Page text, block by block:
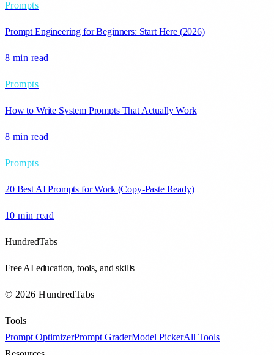
Prompts
Prompt Engineering for Beginners: Start Here (2026)
8 min read
Prompts
How to Write System Prompts That Actually Work
8 min read
Prompts
20 Best AI Prompts for Work (Copy-Paste Ready)
10 min read
HundredTabs
Free AI education, tools, and skills
© 2026 HundredTabs
Tools
Prompt OptimizerPrompt GraderModel PickerAll Tools